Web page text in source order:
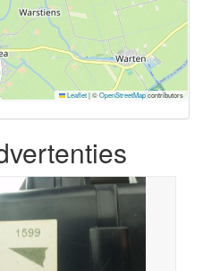
Leaflet|©OpenStreetMapcontributors